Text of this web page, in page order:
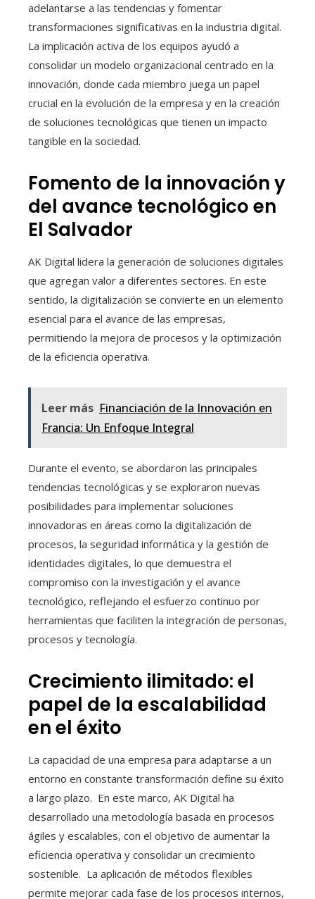
adelantarse a las tendencias y fomentar
transformaciones significativas en la industria digital.
La implicación activa de los equipos ayudó a
consolidar un modelo organizacional centrado en la
innovación, donde cada miembro juega un papel
crucial en la evolución de la empresa y en la creación
de soluciones tecnológicas que tienen un impacto
tangible en la sociedad.
Fomento de la innovación y
del avance tecnológico en
El Salvador
AK Digital lidera la generación de soluciones digitales
que agregan valor a diferentes sectores. En este
sentido, la digitalización se convierte en un elemento
esencial para el avance de las empresas,
permitiendo la mejora de procesos y la optimización
de la eficiencia operativa.
Leer más Financiación de la Innovación en
Francia: Un Enfoque Integral
Durante el evento, se abordaron las principales
tendencias tecnológicas y se exploraron nuevas
posibilidades para implementar soluciones
innovadoras en áreas como la digitalización de
procesos, la seguridad informática y la gestión de
identidades digitales, lo que demuestra el
compromiso con la investigación y el avance
tecnológico, reflejando el esfuerzo continuo por
herramientas que faciliten la integración de personas,
procesos y tecnología.
Crecimiento ilimitado: el
papel de la escalabilidad
en el éxito
La capacidad de una empresa para adaptarse a un
entorno en constante transformación define su éxito
a largo plazo. En este marco, AK Digital ha
desarrollado una metodología basada en procesos
ágiles y escalables, con el objetivo de aumentar la
eficiencia operativa y consolidar un crecimiento
sostenible. La aplicación de métodos flexibles
permite mejorar cada fase de los procesos internos,